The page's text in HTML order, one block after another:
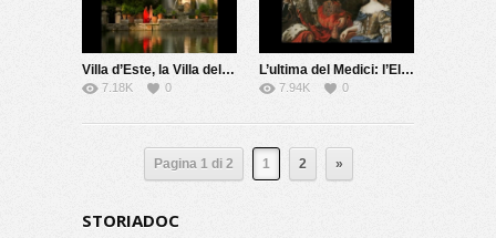
Villa d’Este, la Villa del cardinale
7.18K 0
L’ultima del Medici: l’Elettrice Palatina
7.94K 0
Pagina 1 di 2 1 2 »
STORIADOC